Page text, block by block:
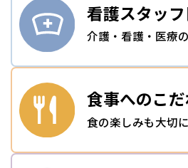
看護スタッフ
介護・看護・医療
食事へのこ
食の楽しみも大切に